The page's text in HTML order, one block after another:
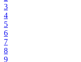
3
4
5
6
7
8
9